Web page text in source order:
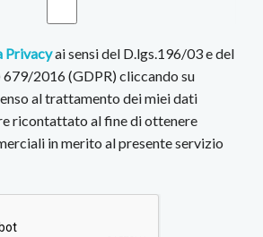
Privacyai sensi del D.lgs.196/03 e del
679/2016 (GDPR) cliccando su
al trattamento dei miei dati
ricontattato al fine di ottenere
in merito al presente servizio